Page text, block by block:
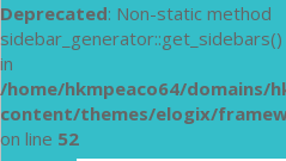
Deprecated: Non-static method
in
/home/hkmpeaco64/domains/
content/themes/elogix/
on line 52